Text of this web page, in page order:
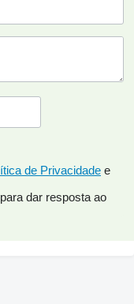
de Privacidade e
dar resposta ao